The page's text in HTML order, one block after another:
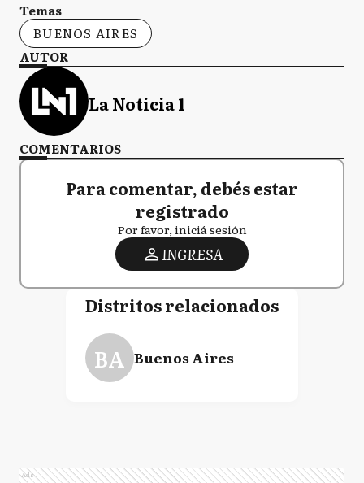
Temas
BUENOS AIRES
AUTOR
La Noticia 1
COMENTARIOS
Para comentar, debés estar
registrado
Por favor, iniciá sesión
INGRESA
Distritos relacionados
BA Buenos Aires
Ads